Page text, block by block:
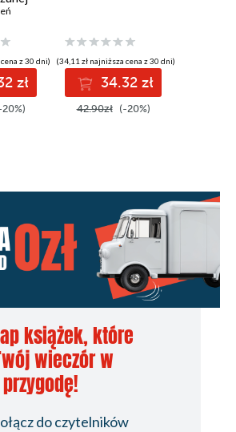
z 30 dni)
zł
20%)
(34,11 zł najniższa cena z 30 dni)
34.32 zł
42.90zł (-20%)
książek, które
wieczór w
do czytelników